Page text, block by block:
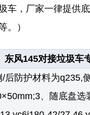
车，厂家一律提供
。）
东风145对接垃圾车
后防护材料为q235,
、随底盘